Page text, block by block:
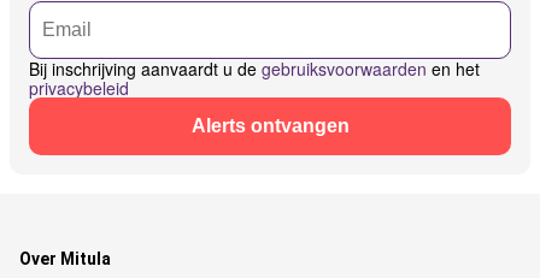
Bij inschrijving aanvaardt u de gebruiksvoorwaarden en het
privacybeleid
Alerts ontvangen
Over Mitula